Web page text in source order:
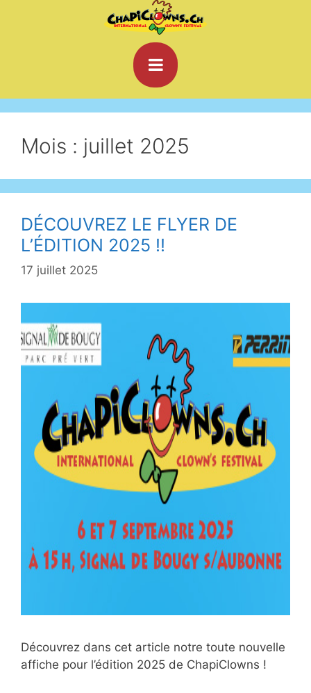
Mois : juillet 2025
DÉCOUVREZ LE FLYER DE
L’ÉDITION 2025 !!
17 juillet 2025
Découvrez dans cet article notre toute nouvelle
affiche pour l’édition 2025 de ChapiClowns !